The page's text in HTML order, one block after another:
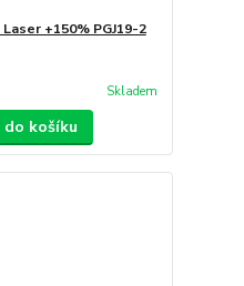
+150% PGJ19-2
Skladem
košíku